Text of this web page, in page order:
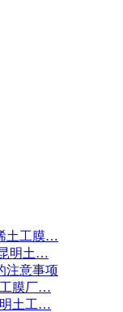
土工膜…
明土…
注意事项
工膜厂…
明土工…